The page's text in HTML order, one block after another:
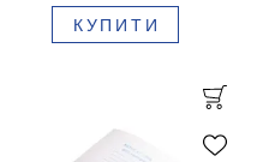
КУПИТИ